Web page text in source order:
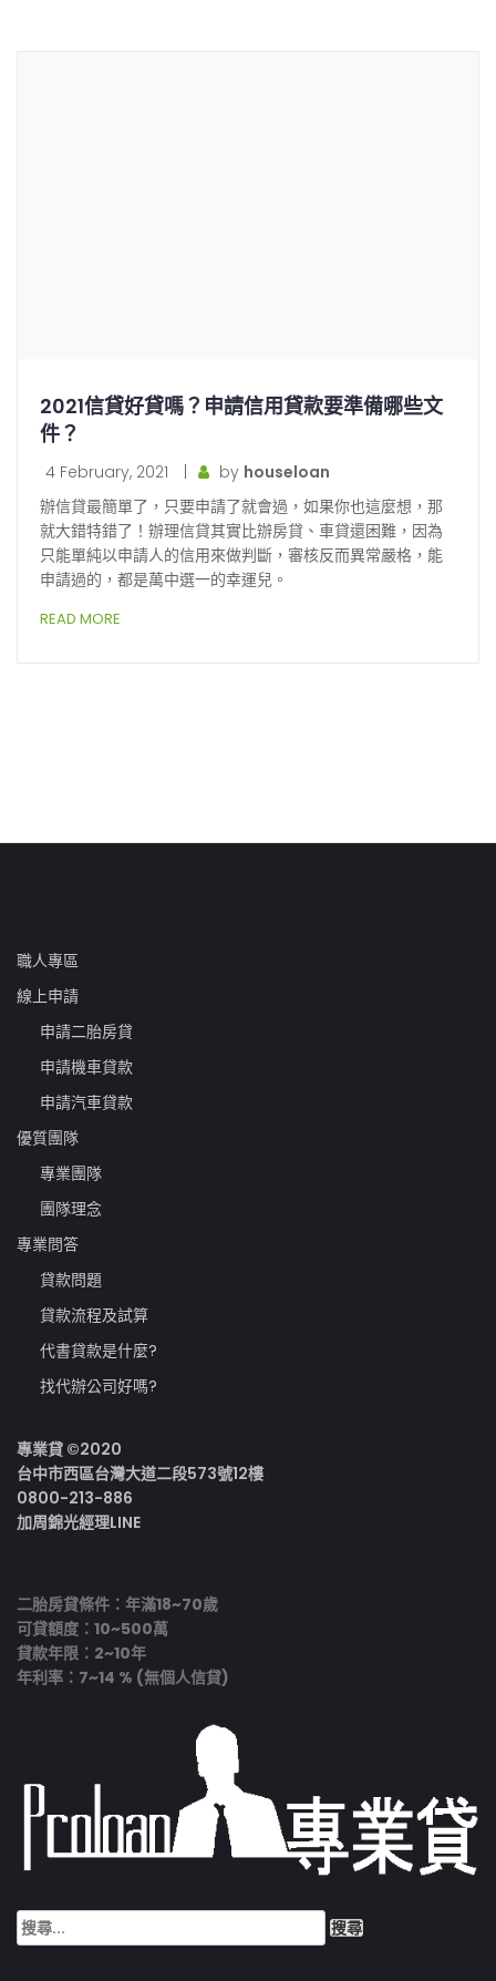
2021信貸好貸嗎？申請信用貸款要準備哪些文
件？
4 February, 2021 | by houseloan
辦信貸最簡單了，只要申請了就會過，如果你也這麼想，那
就大錯特錯了！辦理信貸其實比辦房貸、車貸還困難，因為
只能單純以申請人的信用來做判斷，審核反而異常嚴格，能
申請過的，都是萬中選一的幸運兒。
READ MORE
職人專區
線上申請
申請二胎房貸
申請機車貸款
申請汽車貸款
優質團隊
專業團隊
團隊理念
專業問答
貸款問題
貸款流程及試算
代書貸款是什麼?
找代辦公司好嗎?
專業貸 ©2020
台中市西區台灣大道二段573號12樓
0800-213-886
加周錦光經理LINE
二胎房貸條件：年滿18~70歲
可貸額度：10~500萬
貸款年限：2~10年
年利率：7~14 % (無個人信貸)
搜
尋